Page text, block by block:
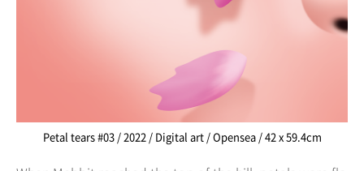
Petal tears #03 / 2022 / Digital art / Opensea / 42 x 59.4cm